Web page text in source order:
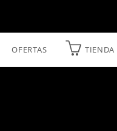
OFERTAS TIENDA